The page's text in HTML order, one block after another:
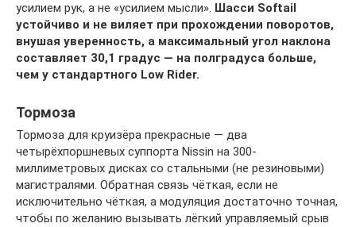
усилием рук, а не «усилием мысли». Шасси Softail
устойчиво и не виляет при прохождении поворотов,
внушая уверенность, а максимальный угол наклона
составляет 30,1 градус — на полградуса больше,
чем у стандартного Low Rider.
Тормоза
Тормоза для круизёра прекрасные — два
четырёхпоршневых суппорта Nissin на 300-
миллиметровых дисках со стальными (не резиновыми)
магистралями. Обратная связь чёткая, если не
исключительно чёткая, а модуляция достаточно точная,
чтобы по желанию вызывать лёгкий управляемый срыв